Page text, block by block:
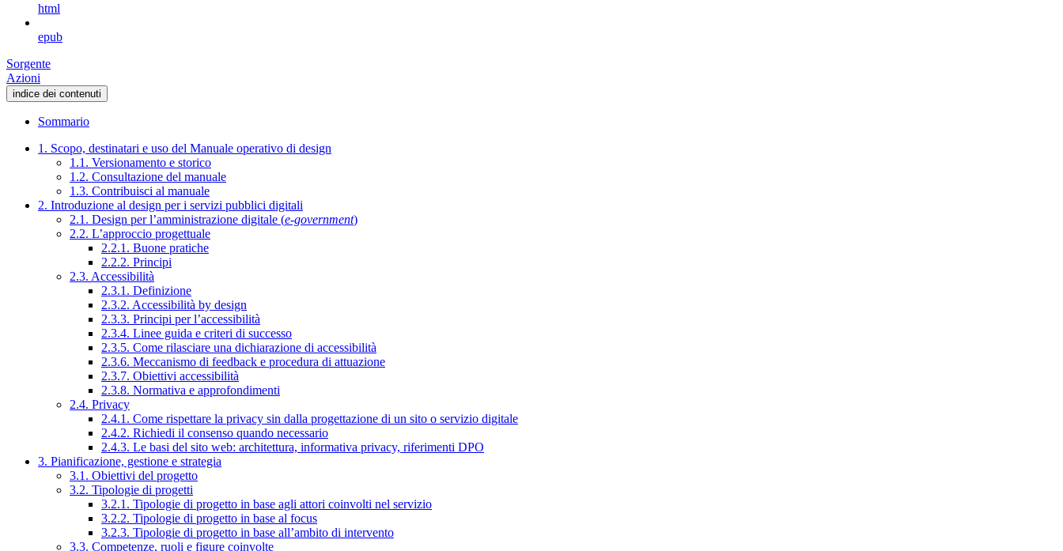
html
epub
Sorgente
Azioni
indice dei contenuti
Sommario
1. Scopo, destinatari e uso del Manuale operativo di design
1.1. Versionamento e storico
1.2. Consultazione del manuale
1.3. Contribuisci al manuale
2. Introduzione al design per i servizi pubblici digitali
2.1. Design per l’amministrazione digitale (e-government)
2.2. L’approccio progettuale
2.2.1. Buone pratiche
2.2.2. Principi
2.3. Accessibilità
2.3.1. Definizione
2.3.2. Accessibilità by design
2.3.3. Principi per l’accessibilità
2.3.4. Linee guida e criteri di successo
2.3.5. Come rilasciare una dichiarazione di accessibilità
2.3.6. Meccanismo di feedback e procedura di attuazione
2.3.7. Obiettivi accessibilità
2.3.8. Normativa e approfondimenti
2.4. Privacy
2.4.1. Come rispettare la privacy sin dalla progettazione di un sito o servizio digitale
2.4.2. Richiedi il consenso quando necessario
2.4.3. Le basi del sito web: architettura, informativa privacy, riferimenti DPO
3. Pianificazione, gestione e strategia
3.1. Obiettivi del progetto
3.2. Tipologie di progetti
3.2.1. Tipologie di progetto in base agli attori coinvolti nel servizio
3.2.2. Tipologie di progetto in base al focus
3.2.3. Tipologie di progetto in base all’ambito di intervento
3.3. Competenze, ruoli e figure coinvolte